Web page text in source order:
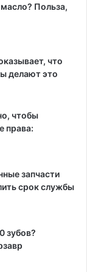
Польза,
что
делают это
чтобы
права:
запчасти
срок службы
зубов?